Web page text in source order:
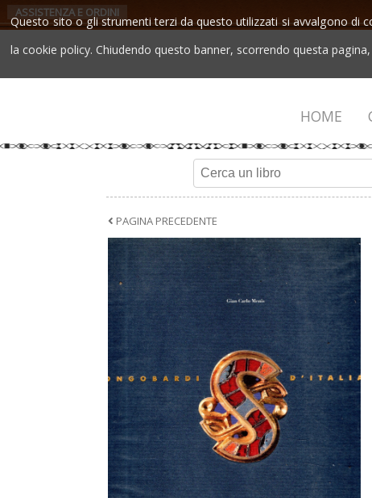
Questo sito o gli strumenti terzi da questo utilizzati si avvalgono di
la cookie policy. Chiudendo questo banner, scorrendo questa
ASSISTENZA E ORDINI
HOME
PAGINA PRECEDENTE